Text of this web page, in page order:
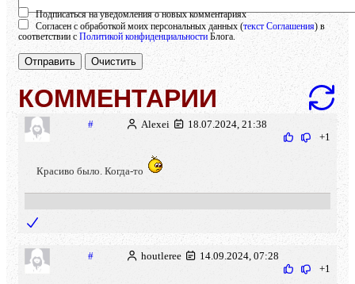
Подписаться на уведомления о новых комментариях
Согласен с обработкой моих персональных данных (текст Соглашения) в
соответствии с Политикой конфиденциальностиБлога.
Отправить Очистить
КОММЕНТАРИИ
# Alexei
18.07.2024, 21:38
+1
Красиво было. Когда-то
# houtleree
14.09.2024, 07:28
+1